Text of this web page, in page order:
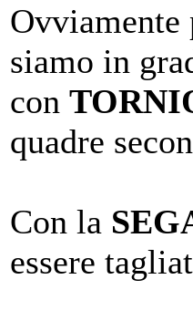
siamo in
con
quadre
Con la
essere